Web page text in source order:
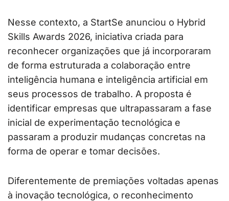
Nesse contexto, a StartSe anunciou o Hybrid
Skills Awards 2026, iniciativa criada para
reconhecer organizações que já incorporaram
de forma estruturada a colaboração entre
inteligência humana e inteligência artificial em
seus processos de trabalho. A proposta é
identificar empresas que ultrapassaram a fase
inicial de experimentação tecnológica e
passaram a produzir mudanças concretas na
forma de operar e tomar decisões.
Diferentemente de premiações voltadas apenas
à inovação tecnológica, o reconhecimento